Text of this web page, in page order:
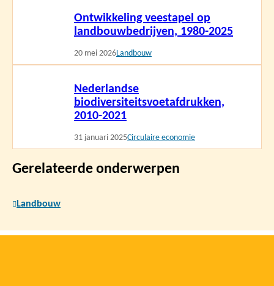
Ontwikkeling veestapel op
landbouwbedrijven, 1980-2025
20 mei 2026Landbouw
Nederlandse
biodiversiteitsvoetafdrukken,
2010-2021
31 januari 2025Circulaire economie
Gerelateerde onderwerpen
Landbouw